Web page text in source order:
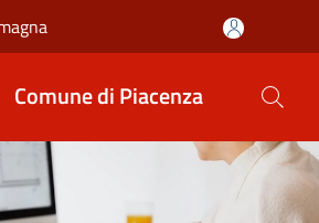
Comune di Piacenza